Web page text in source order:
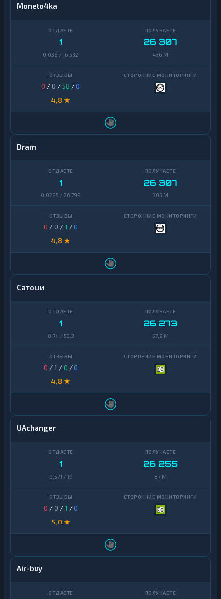
Moneto4ka
1
0,038 / 16 582
26 307
436 M
0 / 0 /58 /0
4,8 ★
Dram
1
0,0295 / 26 799
26 307
705 M
0 / 0 /1 /0
4,8 ★
Сатоши
1
0,74 / 53,3
26 273
57,9 M
0 /1 /0 /0
4,8 ★
UAchanger
1
0,571 / 19
26 255
87 M
0 / 0 /1 /0
5,0 ★
Air-buy